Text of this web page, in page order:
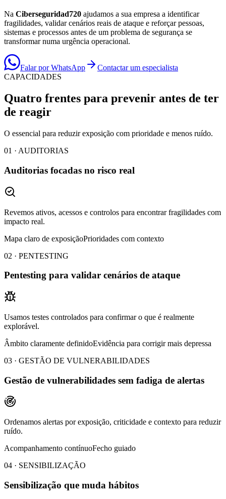
Na Ciberseguridad720 ajudamos a sua empresa a identificar
fragilidades, validar cenários reais de ataque e reforçar pessoas,
sistemas e processos antes de um problema de segurança se
transformar numa urgência operacional.
Falar por WhatsApp
Contactar um especialista
CAPACIDADES
Quatro frentes para prevenir antes de ter
de reagir
O essencial para reduzir exposição com prioridade e menos ruído.
01 · AUDITORIAS
Auditorias focadas no risco real
Revemos ativos, acessos e controlos para encontrar fragilidades com
impacto real.
Mapa claro de exposiçãoPrioridades com contexto
02 · PENTESTING
Pentesting para validar cenários de ataque
Usamos testes controlados para confirmar o que é realmente
explorável.
Âmbito claramente definidoEvidência para corrigir mais depressa
03 · GESTÃO DE VULNERABILIDADES
Gestão de vulnerabilidades sem fadiga de alertas
Ordenamos alertas por exposição, criticidade e contexto para reduzir
ruído.
Acompanhamento contínuoFecho guiado
04 · SENSIBILIZAÇÃO
Sensibilização que muda hábitos